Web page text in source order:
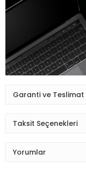
Garanti ve Teslimat
Taksit Seçenekleri
Yorumlar